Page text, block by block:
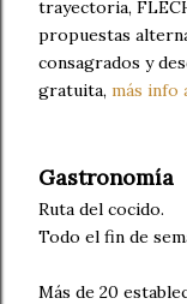
trayectoria,
propuestas
consagrados y
gratuita, más info
Gastronomía
Ruta del cocido.
Todo el fin de
Más de 20